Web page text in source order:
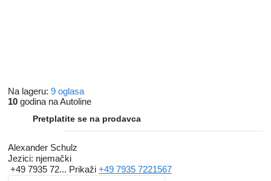
Na lageru: 9 oglasa
10 godina na Autoline
Pretplatite se na prodavca
Alexander Schulz
Jezici: njemački
+49 7935 72... Prikaži +49 7935 7221567